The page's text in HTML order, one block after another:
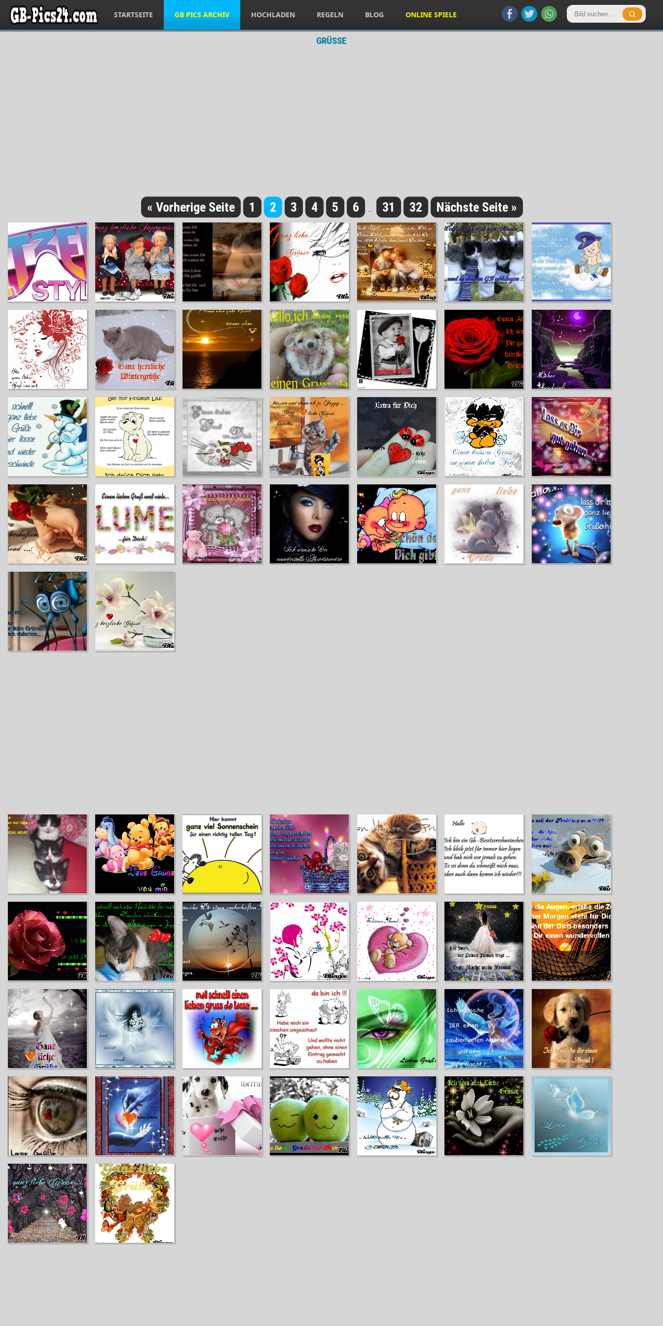
STARTSEITE GB PICS ARCHIV HOCHLADEN REGELN BLOG ONLINE SPIELE
GRÜSSE
« Vorherige Seite 1 2 3 4 5 6 31 32 Nächste Seite »